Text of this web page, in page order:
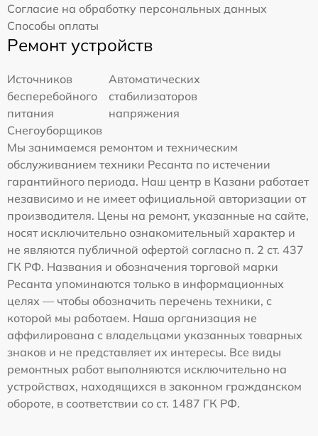
Согласие на обработку персональных данных
Способы оплаты
Ремонт устройств
Источников
бесперебойного
питания
Автоматических
стабилизаторов
напряжения
Снегоуборщиков
Мы занимаемся ремонтом и техническим
обслуживанием техники Ресанта по истечении
гарантийного периода. Наш центр в Казани работает
независимо и не имеет официальной авторизации от
производителя. Цены на ремонт, указанные на сайте,
носят исключительно ознакомительный характер и
не являются публичной офертой согласно п. 2 ст. 437
ГК РФ. Названия и обозначения торговой марки
Ресанта упоминаются только в информационных
целях — чтобы обозначить перечень техники, с
которой мы работаем. Наша организация не
аффилирована с владельцами указанных товарных
знаков и не представляет их интересы. Все виды
ремонтных работ выполняются исключительно на
устройствах, находящихся в законном гражданском
обороте, в соответствии со ст. 1487 ГК РФ.